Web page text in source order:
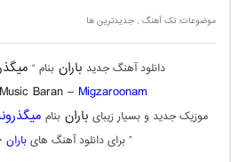
موضوعات:تک آهنگ ,جدیدترین ها
دانلود آهنگ جدید بارانبنام “
Baran – Migzaroonam
موزیک جدید و بسیار زیبای باران بنام
” برای دانلود آهنگ هایباران